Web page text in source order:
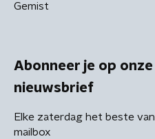
Gemist
Abonneer je op
nieuwsbrief
Elke zaterdag het beste
mailbox